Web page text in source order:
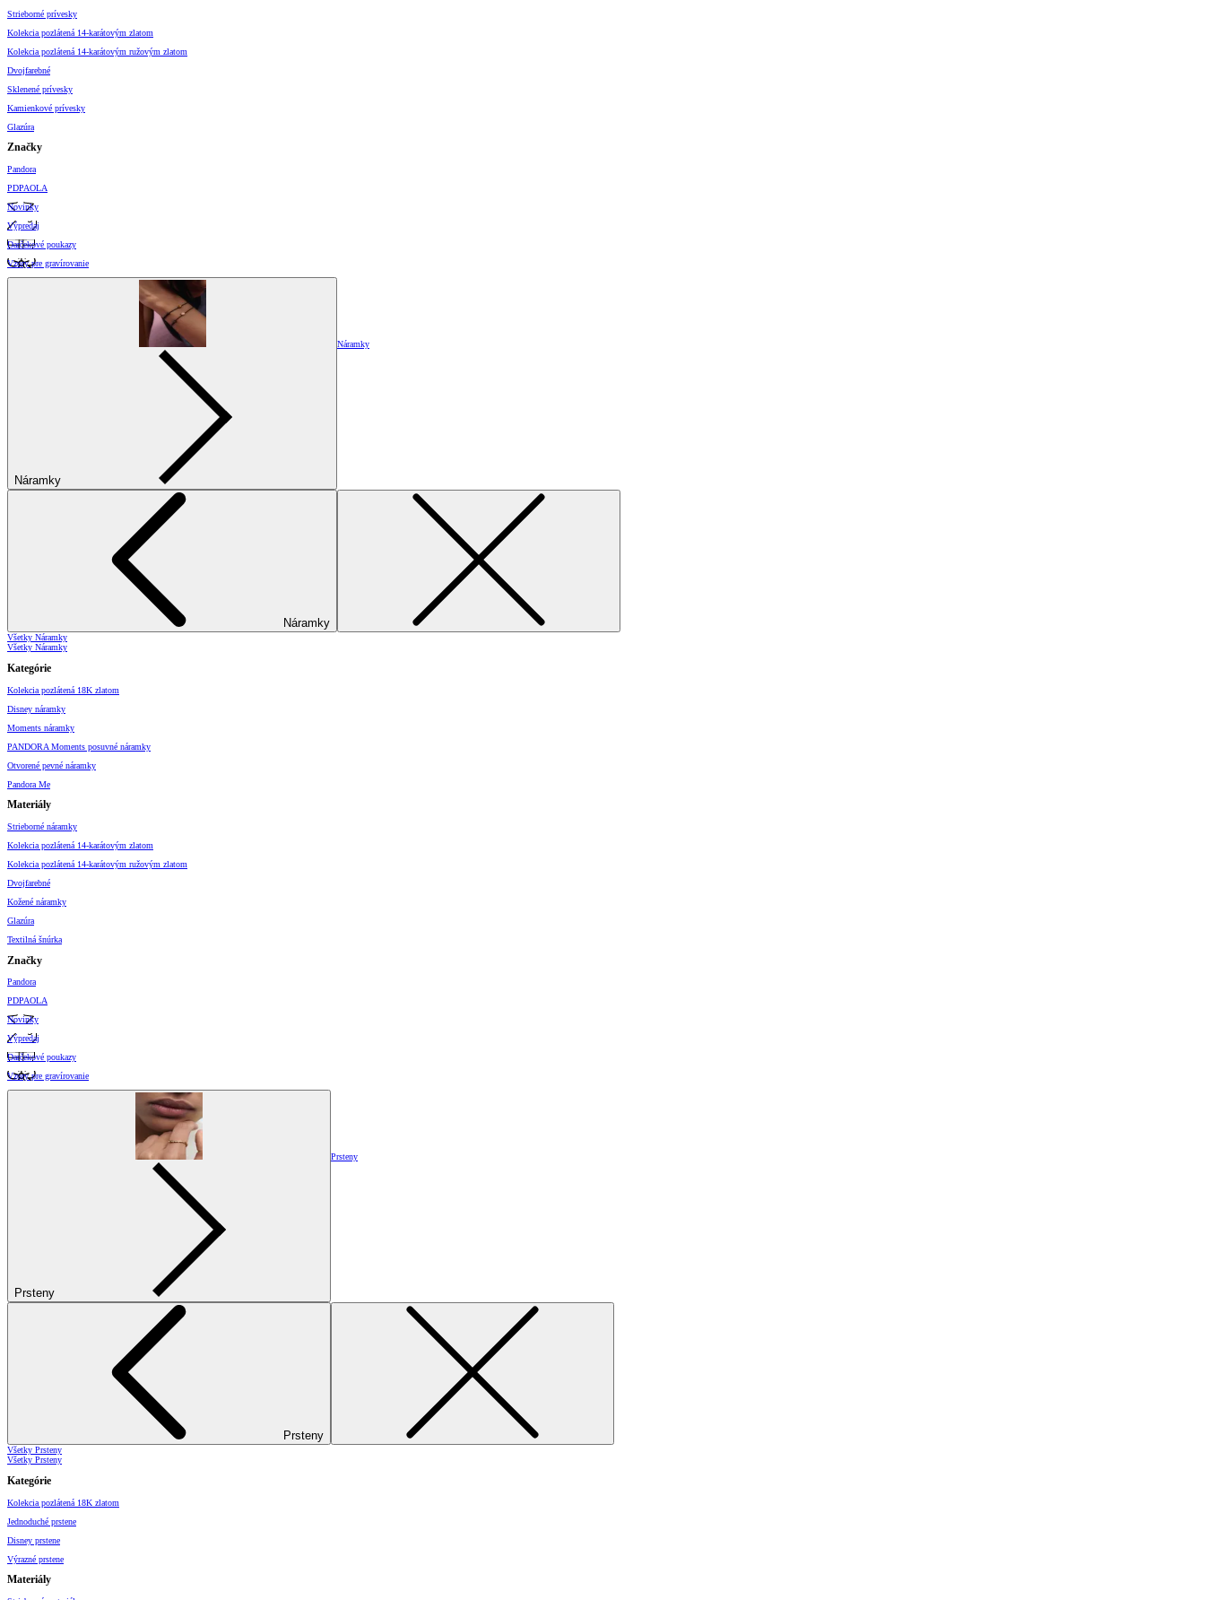
Strieborné prívesky
Kolekcia pozlátená 14-karátovým zlatom
Kolekcia pozlátená 14-karátovým ružovým zlatom
Dvojfarebné
Sklenené prívesky
Kamienkové prívesky
Glazúra
Značky
Pandora
PDPAOLA
Novinky
Výpredaj
Darčekové poukazy
Vzory pre gravírovanie
Náramky
Náramky
Náramky
Všetky Náramky
Všetky Náramky
Kategórie
Kolekcia pozlátená 18K zlatom
Disney náramky
Moments náramky
PANDORA Moments posuvné náramky
Otvorené pevné náramky
Pandora Me
Materiály
Strieborné náramky
Kolekcia pozlátená 14-karátovým zlatom
Kolekcia pozlátená 14-karátovým ružovým zlatom
Dvojfarebné
Kožené náramky
Glazúra
Textilná šnúrka
Značky
Pandora
PDPAOLA
Novinky
Výpredaj
Darčekové poukazy
Vzory pre gravírovanie
Prsteny
Prsteny
Prsteny
Všetky Prsteny
Všetky Prsteny
Kategórie
Kolekcia pozlátená 18K zlatom
Jednoduché prstene
Disney prstene
Výrazné prstene
Materiály